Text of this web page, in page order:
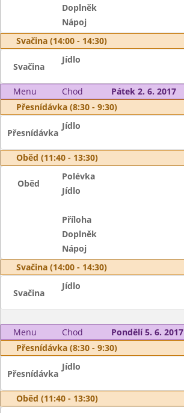
Doplněk
Nápoj
Svačina (14:00 - 14:30)
Svačina
Jídlo
Menu Chod
Pátek 2. 6. 2017
Přesnídávka (8:30 - 9:30)
Přesnídávka
Jídlo
Oběd (11:40 - 13:30)
Oběd
Polévka
Jídlo
Příloha
Doplněk
Nápoj
Svačina (14:00 - 14:30)
Svačina
Jídlo
Menu Chod
Pondělí 5. 6. 2017
Přesnídávka (8:30 - 9:30)
Přesnídávka
Jídlo
Oběd (11:40 - 13:30)